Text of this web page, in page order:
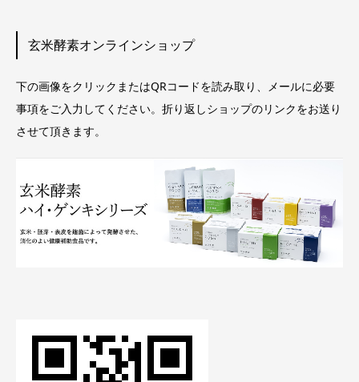
玄米酵素オンラインショップ
下の画像をクリックまたはQRコードを読み取り、メールに必要
事項をご入力してください。折り返しショップのリンクをお送り
させて頂きます。